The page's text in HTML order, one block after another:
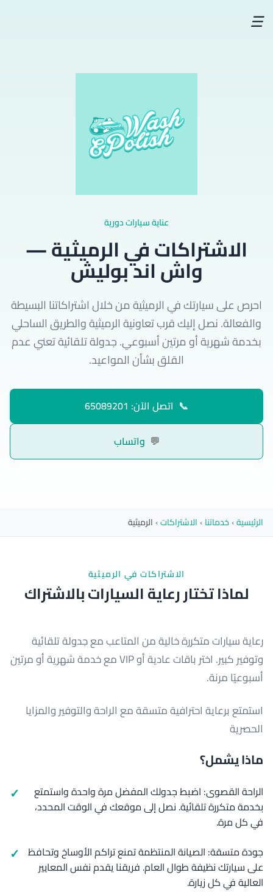
☰
عناية سيارات دورية
الاشتراكات في الرميثية —
واش اند بوليش
احرص على سيارتك في الرميثية من خلال اشتراكاتنا البسيطة
والفعالة. نصل إليك قرب تعاونية الرميثية والطريق الساحلي
بخدمة شهرية أو مرتين أسبوعي. جدولة تلقائية تعني عدم
القلق بشأن المواعيد.
📞 اتصل الآن: 65089201
💬 واتساب
الرئيسية›خدماتنا›الاشتراكات›الرميثية
الاشتراكات في الرميثية
لماذا تختار رعاية السيارات بالاشتراك
رعاية سيارات متكررة خالية من المتاعب مع جدولة تلقائية
وتوفير كبير. اختر باقات عادية أو VIP مع خدمة شهرية أو مرتين
أسبوعيًا مرنة.
استمتع برعاية احترافية متسقة مع الراحة والتوفير والمزايا
الحصرية
ماذا يشمل؟
الراحة القصوى: اضبط جدولك المفضل مرة واحدة واستمتع
بخدمة متكررة تلقائية. نصل إلى موقعك في الوقت المحدد،
في كل مرة.
جودة متسقة: الصيانة المنتظمة تمنع تراكم الأوساخ وتحافظ
على سيارتك نظيفة طوال العام. فريقنا يقدم نفس المعايير
العالية في كل زيارة.